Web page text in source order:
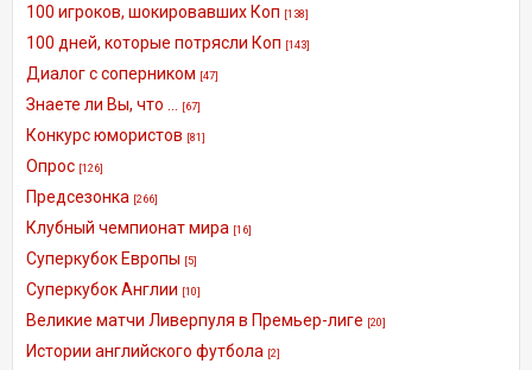
100 игроков, шокировавших Коп [138]
100 дней, которые потрясли Коп [143]
Диалог с соперником [47]
Знаете ли Вы, что ... [67]
Конкурс юмористов [81]
Опрос [126]
Предсезонка [266]
Клубный чемпионат мира [16]
Суперкубок Европы [5]
Суперкубок Англии [10]
Великие матчи Ливерпуля в Премьер-лиге [20]
Истории английского футбола [2]